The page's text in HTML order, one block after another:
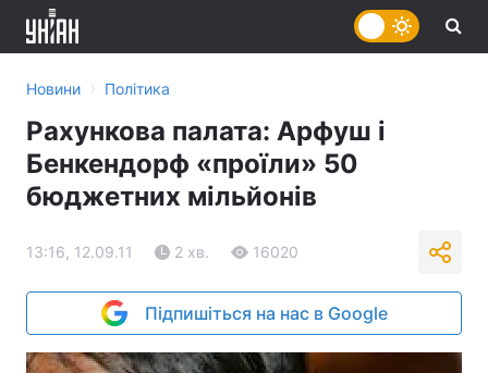
Новини › Політика
Рахункова палата: Арфуш і
Бенкендорф «проїли» 50
бюджетних мільйонів
13:16, 12.09.11 2 хв. 16020
Підпишіться на нас в Google